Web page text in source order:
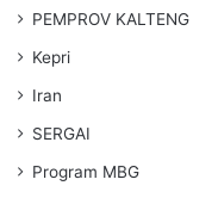
PEMPROV KALTENG
Kepri
Iran
SERGAI
Program MBG